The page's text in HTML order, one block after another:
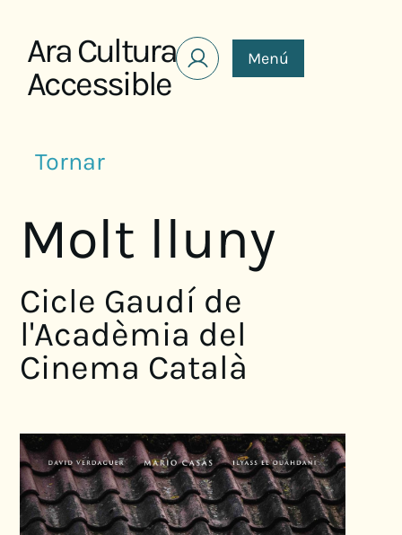
Ara Cultura
Accessible
Menú
Tornar
Molt lluny
Cicle Gaudí de
l'Acadèmia del
Cinema Català